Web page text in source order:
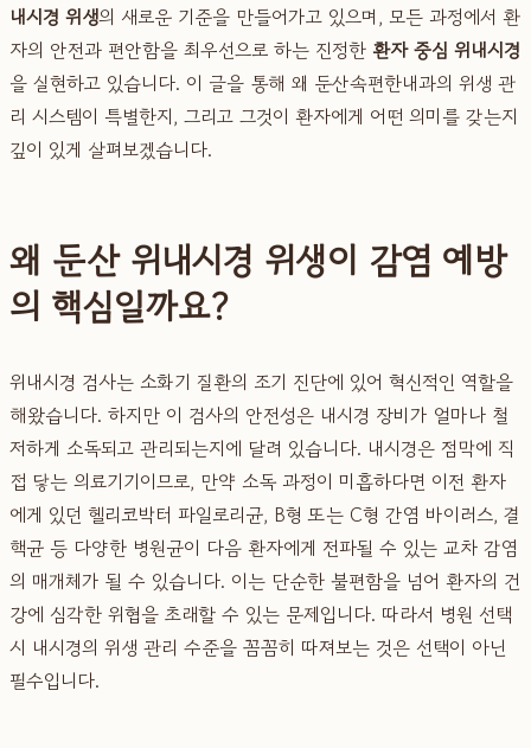
내시경 위생의 새로운 기준을 만들어가고 있으며, 모든 과정에서 환
자의 안전과 편안함을 최우선으로 하는 진정한 환자 중심 위내시경
을 실현하고 있습니다. 이 글을 통해 왜 둔산속편한내과의 위생 관
리 시스템이 특별한지, 그리고 그것이 환자에게 어떤 의미를 갖는지
깊이 있게 살펴보겠습니다.
왜 둔산 위내시경 위생이 감염 예방
의 핵심일까요?
위내시경 검사는 소화기 질환의 조기 진단에 있어 혁신적인 역할을
해왔습니다. 하지만 이 검사의 안전성은 내시경 장비가 얼마나 철
저하게 소독되고 관리되는지에 달려 있습니다. 내시경은 점막에 직
접 닿는 의료기기이므로, 만약 소독 과정이 미흡하다면 이전 환자
에게 있던 헬리코박터 파일로리균, B형 또는 C형 간염 바이러스, 결
핵균 등 다양한 병원균이 다음 환자에게 전파될 수 있는 교차 감염
의 매개체가 될 수 있습니다. 이는 단순한 불편함을 넘어 환자의 건
강에 심각한 위협을 초래할 수 있는 문제입니다. 따라서 병원 선택
시 내시경의 위생 관리 수준을 꼼꼼히 따져보는 것은 선택이 아닌
필수입니다.